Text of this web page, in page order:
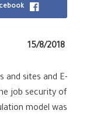
and sites and E-
job security of
model was